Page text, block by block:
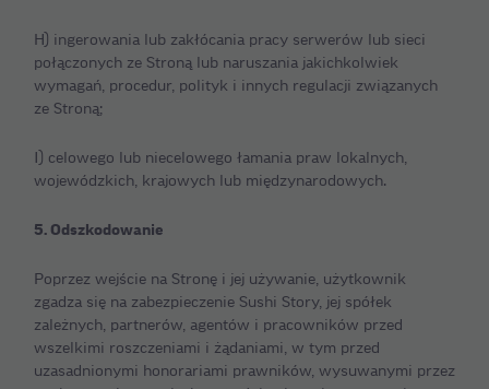
H) ingerowania lub zakłócania pracy serwerów lub sieci
połączonych ze Stroną lub naruszania jakichkolwiek
wymagań, procedur, polityk i innych regulacji związanych
ze Stroną;
I) celowego lub niecelowego łamania praw lokalnych,
wojewódzkich, krajowych lub międzynarodowych.
5. Odszkodowanie
Poprzez wejście na Stronę i jej używanie, użytkownik
zgadza się na zabezpieczenie Sushi Story, jej spółek
zależnych, partnerów, agentów i pracowników przed
wszelkimi roszczeniami i żądaniami, w tym przed
uzasadnionymi honorariami prawników, wysuwanymi przez